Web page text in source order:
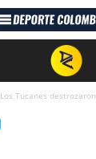
Los Tucanes